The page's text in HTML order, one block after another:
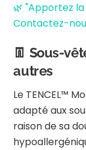
🌿 "Apportez
Contactez-
👖 Sous-
autres
Le TENCEL™
adapté aux
raison de sa